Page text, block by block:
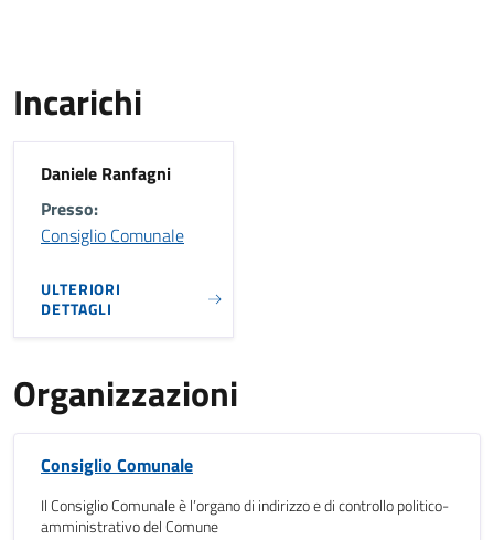
Incarichi
Daniele Ranfagni
Presso:
Consiglio Comunale
ULTERIORI
DETTAGLI
Organizzazioni
Consiglio Comunale
Il Consiglio Comunale è l’organo di indirizzo e di controllo politico-
amministrativo del Comune